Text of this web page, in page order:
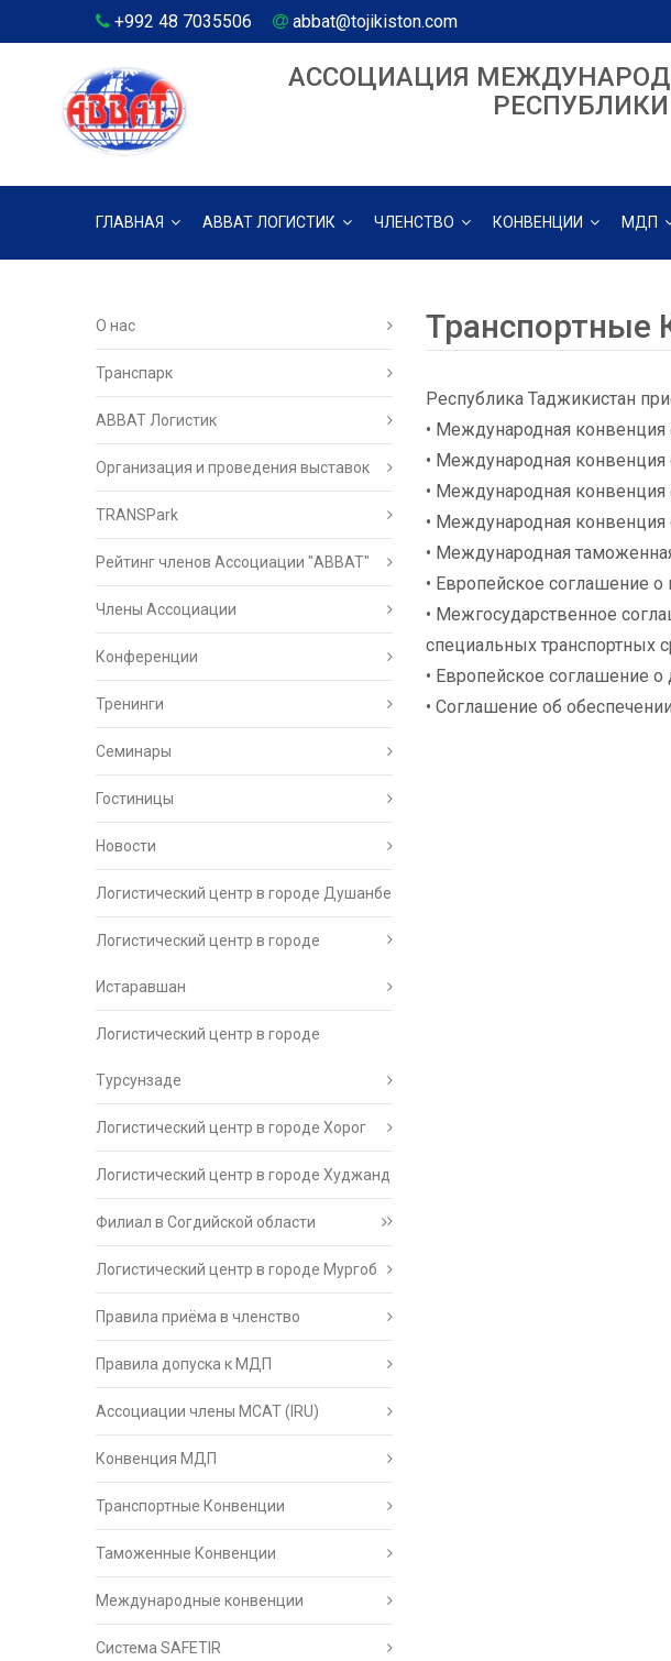
+992 48 7035506 abbat@tojikiston.com
АССОЦИАЦИЯ
ГЛАВНАЯ АВВАТ ЛОГИСТИК ЧЛЕНСТВО КОНВЕНЦИИ МДП
О нас
Транспарк
ABBAT Логистик
Организация и проведения выставок
TRANSPark
Рейтинг членов Ассоциации "АВВАТ"
Члены Ассоциации
Конференции
Тренинги
Семинары
Гостиницы
Новости
Логистический центр в городе Душанбе
Логистический центр в городе
Истаравшан
Логистический центр в городе
Турсунзаде
Логистический центр в городе Хорог
Логистический центр в городе Худжанд
Филиал в Согдийской области
Логистический центр в городе Мургоб
Правила приёма в членство
Правила допуска к МДП
Ассоциации члены МСАТ (IRU)
Конвенция МДП
Транспортные Конвенции
Таможенные Конвенции
Международные конвенции
Система SAFETIR
Транспортные
Республика Таджикистан
• Международная конвенция
• Международная
• Международная
• Международная конвенция
• Международная
• Европейское соглашение
• Межгосударственное
специальных транспортных
• Европейское соглашение
• Соглашение об